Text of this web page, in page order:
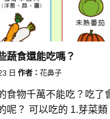
蔬食還能吃嗎？
日 作者： 花鼻子
食物千萬不能吃？吃了
呢？ 可以吃的 1.芽菜